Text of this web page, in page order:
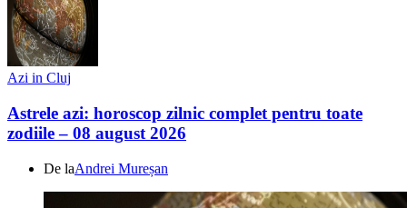
Azi in Cluj
Astrele azi: horoscop zilnic complet pentru toate
zodiile – 08 august 2026
De laAndrei Mureșan